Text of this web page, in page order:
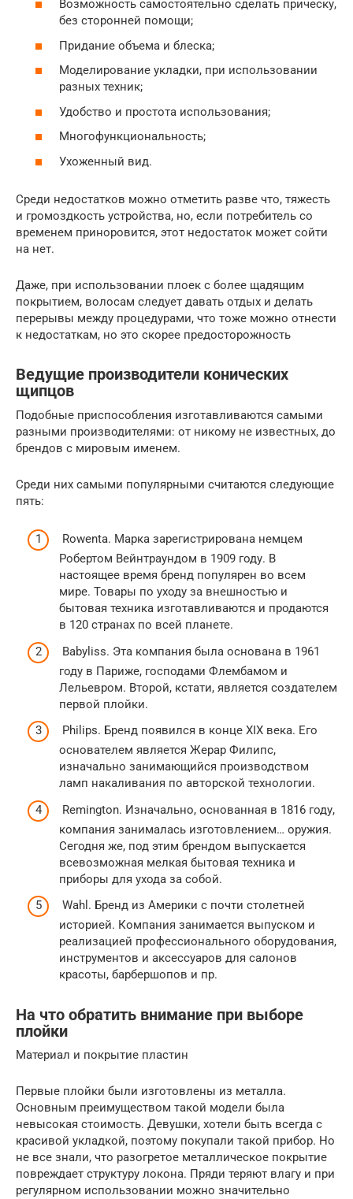
Возможность самостоятельно сделать прическу,
без сторонней помощи;
Придание объема и блеска;
Моделирование укладки, при использовании
разных техник;
Удобство и простота использования;
Многофункциональность;
Ухоженный вид.
Среди недостатков можно отметить разве что, тяжесть
и громоздкость устройства, но, если потребитель со
временем приноровится, этот недостаток может сойти
на нет.
Даже, при использовании плоек с более щадящим
покрытием, волосам следует давать отдых и делать
перерывы между процедурами, что тоже можно отнести
к недостаткам, но это скорее предосторожность
Ведущие производители конических
щипцов
Подобные приспособления изготавливаются самыми
разными производителями: от никому не известных, до
брендов с мировым именем.
Среди них самыми популярными считаются следующие
пять:
Rowenta. Марка зарегистрирована немцем
Робертом Вейнтраундом в 1909 году. В
настоящее время бренд популярен во всем
мире. Товары по уходу за внешностью и
бытовая техника изготавливаются и продаются
в 120 странах по всей планете.
Babyliss. Эта компания была основана в 1961
году в Париже, господами Флембамом и
Лельевром. Второй, кстати, является создателем
первой плойки.
Philips. Бренд появился в конце XIX века. Его
основателем является Жерар Филипс,
изначально занимающийся производством
ламп накаливания по авторской технологии.
Remington. Изначально, основанная в 1816 году,
компания занималась изготовлением… оружия.
Сегодня же, под этим брендом выпускается
всевозможная мелкая бытовая техника и
приборы для ухода за собой.
Wahl. Бренд из Америки с почти столетней
историей. Компания занимается выпуском и
реализацией профессионального оборудования,
инструментов и аксессуаров для салонов
красоты, барбершопов и пр.
На что обратить внимание при выборе
плойки
Материал и покрытие пластин
Первые плойки были изготовлены из металла.
Основным преимуществом такой модели была
невысокая стоимость. Девушки, хотели быть всегда с
красивой укладкой, поэтому покупали такой прибор. Но
не все знали, что разогретое металлическое покрытие
повреждает структуру локона. Пряди теряют влагу и при
регулярном использовании можно значительно